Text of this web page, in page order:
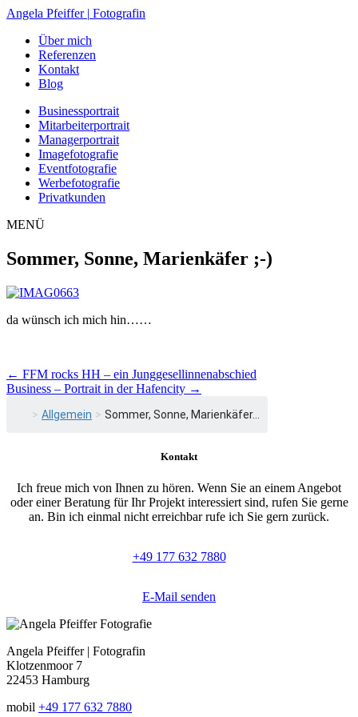
Zum
springen
Angela Pfeiffer | Fotografin
Über mich
Referenzen
Kontakt
Blog
Businessportrait
Mitarbeiterportrait
Managerportrait
Imagefotografie
Eventfotografie
Werbefotografie
Privatkunden
MENÜ
Sommer, Sonne, Marienkäfer ;-)
da wünsch ich mich hin……
Beitragsnavigation
← FFM rocks HH – ein Junggesellinnenabschied
Business – Portrait in der Hafencity →
> Allgemein > Sommer, Sonne, Marienkäfer...
Kontakt
Ich freue mich von Ihnen zu hören. Wenn Sie an einem Angebot
oder einer Beratung für Ihr Projekt interessiert sind, rufen Sie gerne
an. Bin ich einmal nicht erreichbar rufe ich Sie gern zurück.
+49 177 632 7880
E-Mail senden
Angela Pfeiffer | Fotografin
Klotzenmoor 7
22453 Hamburg
mobil +49 177 632 7880